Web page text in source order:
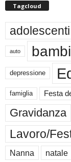
Tagcloud
adolescenti
auto
depressione
famiglia Festa
Gravidanza
Lavoro/
Nanna natale